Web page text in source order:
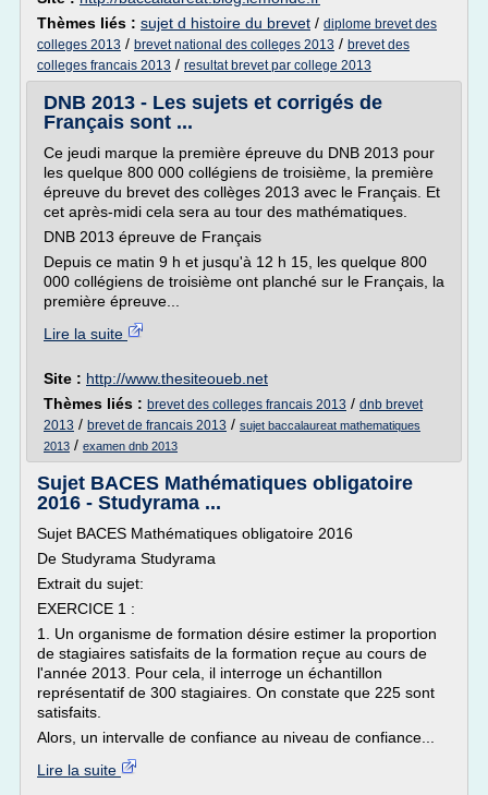
Thèmes liés : sujet d histoire du brevet / diplome brevet des
colleges 2013 / brevet national des colleges 2013 / brevet des
colleges francais 2013 / resultat brevet par college 2013
DNB 2013 - Les sujets et corrigés de
Français sont ...
Ce jeudi marque la première épreuve du DNB 2013 pour
les quelque 800 000 collégiens de troisième, la première
épreuve du brevet des collèges 2013 avec le Français. Et
cet après-midi cela sera au tour des mathématiques.
DNB 2013 épreuve de Français
Depuis ce matin 9 h et jusqu'à 12 h 15, les quelque 800
000 collégiens de troisième ont planché sur le Français, la
première épreuve...
Lire la suite
Site : http://www.thesiteoueb.net
Thèmes liés : brevet des colleges francais 2013 / dnb brevet
2013 / brevet de francais 2013 / sujet baccalaureat mathematiques
2013 / examen dnb 2013
Sujet BACES Mathématiques obligatoire
2016 - Studyrama ...
Sujet BACES Mathématiques obligatoire 2016
De Studyrama Studyrama
Extrait du sujet:
EXERCICE 1 :
1. Un organisme de formation désire estimer la proportion
de stagiaires satisfaits de la formation reçue au cours de
l'année 2013. Pour cela, il interroge un échantillon
représentatif de 300 stagiaires. On constate que 225 sont
satisfaits.
Alors, un intervalle de confiance au niveau de confiance...
Lire la suite